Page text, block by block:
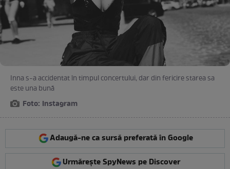
Inna s-a accidentat în timpul concertului, dar din fericire starea sa
este una bună
Foto: Instagram
Adaugă-ne ca sursă preferată în Google
Urmărește SpyNews pe Discover